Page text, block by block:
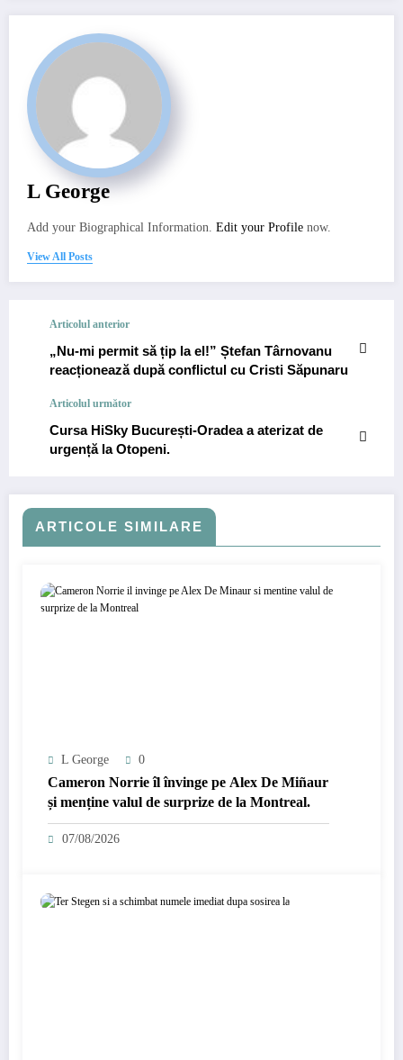
L George
Add your Biographical Information. Edit your Profile now.
View All Posts
Articolul anterior
„Nu-mi permit să țip la el!” Ștefan Târnovanu
reacționează după conflictul cu Cristi Săpunaru
Articolul următor
Cursa HiSky București-Oradea a aterizat de
urgență la Otopeni.
ARTICOLE SIMILARE
L George 0
Cameron Norrie îl învinge pe Alex De Miñaur
și menține valul de surprize de la Montreal.
07/08/2026